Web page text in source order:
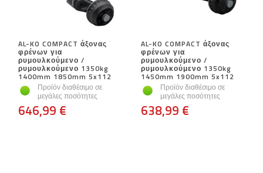
AL-KO COMPACT άξονας
φρένων για
ρυμουλκούμενο /
ρυμουλκούμενο 1350kg
1400mm 1850mm 5x112
Προϊόν διαθέσιμο σε
μεγάλες ποσότητες
646,99 €
AL-KO COMPACT άξονας
φρένων για
ρυμουλκούμενο /
ρυμουλκούμενο 1350kg
1450mm 1900mm 5x112
Προϊόν διαθέσιμο σε
μεγάλες ποσότητες
638,99 €